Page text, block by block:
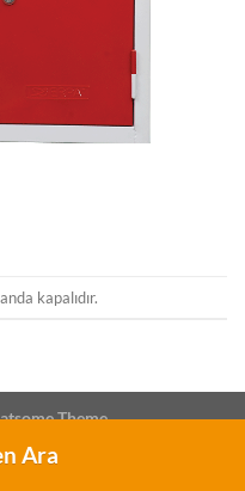
kapalıdır.
Theme
Ara